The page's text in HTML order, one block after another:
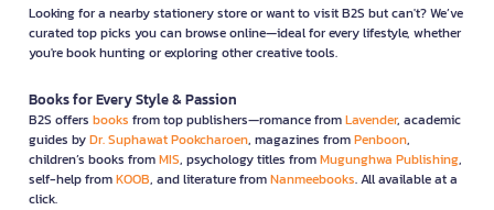
Looking for a nearby stationery store or want to visit B2S but can't? We’ve
curated top picks you can browse online—ideal for every lifestyle, whether
you're book hunting or exploring other creative tools.
Books for Every Style & Passion
B2S offers books from top publishers—romance fromLavender, academic
guides byDr. Suphawat Pookcharoen, magazines fromPenboon,
children’s books fromMIS, psychology titles fromMugunghwa Publishing,
self-help fromKOOB, and literature fromNanmeebooks. All available at a
click.